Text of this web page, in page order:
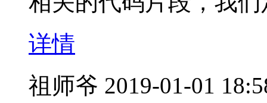
详情
祖师爷 2019-01-01